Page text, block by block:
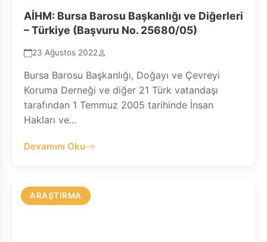
AİHM: Bursa Barosu Başkanlığı ve Diğerleri
– Türkiye (Başvuru No. 25680/05)
23 Ağustos 2022
Bursa Barosu Başkanlığı, Doğayı ve Çevreyi
Koruma Derneği ve diğer 21 Türk vatandaşı
tarafından 1 Temmuz 2005 tarihinde İnsan
Hakları ve...
Devamını Oku
ARAŞTIRMA